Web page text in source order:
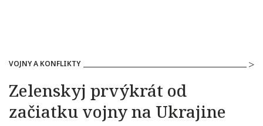
VOJNY A KONFLIKTY
Zelenskyj prvýkrát od
začiatku vojny na Ukrajine